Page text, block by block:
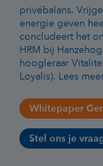
privébalans.
energie geven
concludeert het
HRM bij
hoogleraar
Loyalis). Lees
Whitepaper
Stel ons je